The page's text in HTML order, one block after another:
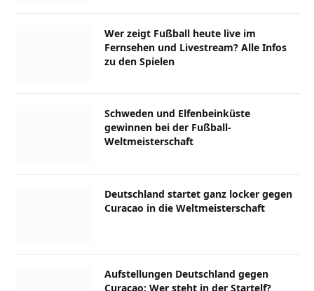
Wer zeigt Fußball heute live im
Fernsehen und Livestream? Alle Infos
zu den Spielen
Schweden und Elfenbeinküste
gewinnen bei der Fußball-
Weltmeisterschaft
Deutschland startet ganz locker gegen
Curacao in die Weltmeisterschaft
Aufstellungen Deutschland gegen
Curacao: Wer steht in der Startelf?